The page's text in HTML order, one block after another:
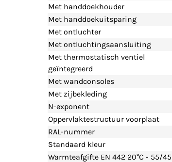
Met handdoekhouder
Met handdoekuitsparing
Met ontluchter
Met ontluchtingsaansluiting
Met thermostatisch ventiel
geïntegreerd
Met wandconsoles
Met zijbekleding
N-exponent
Oppervlaktestructuur voorplaat
RAL-nummer
Standaard kleur
Warmteafgifte EN 442 20°C - 55/45